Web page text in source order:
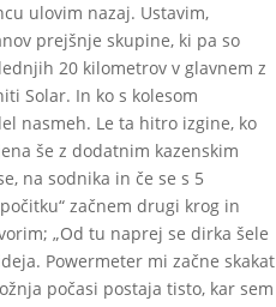
ulovim nazaj. Ustavim,
prejšnje skupine, ki pa so
20 kilometrov v glavnem z
Solar. In ko s kolesom
nasmeh. Le ta hitro izgine, ko
še z dodatnim kazenskim
na sodnika in če se s 5
začnem drugi krog in
„Od tu naprej se dirka šele
Powermeter mi začne skakat
počasi postaja tisto, kar sem